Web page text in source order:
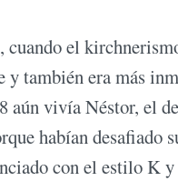
cuando el
y también era más
aún vivía Néstor, el
habían
con el estilo K